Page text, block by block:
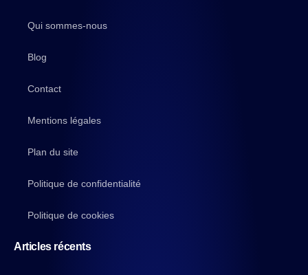
Qui sommes-nous
Blog
Contact
Mentions légales
Plan du site
Politique de confidentialité
Politique de cookies
Articles récents